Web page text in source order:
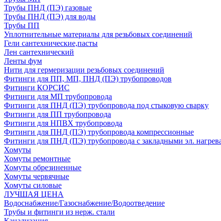
Трубы ПНД (ПЭ) газовые
Трубы ПНД (ПЭ) для воды
Трубы ПП
Уплотнительные материалы для резьбовых соединений
Гели сантехнические,пасты
Лен сантехнический
Ленты фум
Нити для гермеризации резьбовых соединений
Фитинги для ПП, МП, ПНД (ПЭ) трубопроводов
Фитинги КОРСИС
Фитинги для МП трубопровода
Фитинги для ПНД (ПЭ) трубопровода под стыковую сварку
Фитинги для ПП трубопровода
Фитинги для НПВХ трубопровода
Фитинги для ПНД (ПЭ) трубопровода компрессионные
Фитинги для ПНД (ПЭ) трубопровода с закладными эл.
Хомуты
Хомуты ремонтные
Хомуты обрезиненные
Хомуты червячные
Хомуты силовые
ЛУЧШАЯ ЦЕНА
Водоснабжение/Газоснабжение/Водоотведение
Трубы и фитинги из нерж. стали